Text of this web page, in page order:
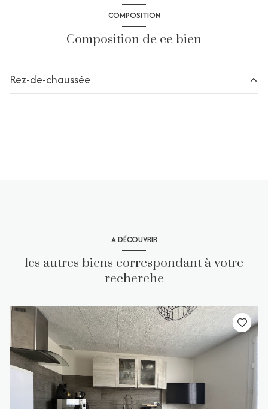
COMPOSITION
Composition de ce bien
Rez-de-chaussée
A DÉCOUVRIR
les autres biens correspondant à votre
recherche